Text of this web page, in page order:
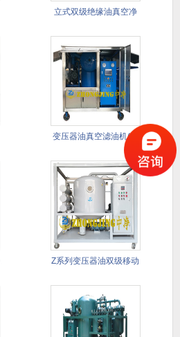
立式双级绝缘油真空净
变压器油真空滤油机(带
Z系列变压器油双级移动